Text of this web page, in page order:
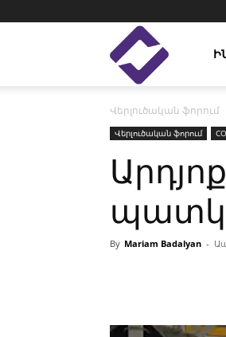
Enlight
Studies
Վերլուծական ֆորում
Վերլուծական ֆորում
By Mariam Badalyan -